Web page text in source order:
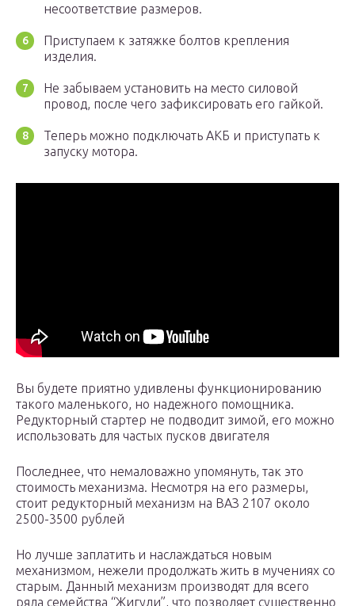
несоответствие размеров.
Приступаем к затяжке болтов крепления
изделия.
Не забываем установить на место силовой
провод, после чего зафиксировать его гайкой.
Теперь можно подключать АКБ и приступать к
запуску мотора.
Вы будете приятно удивлены функционированию
такого маленького, но надежного помощника.
Редукторный стартер не подводит зимой, его можно
использовать для частых пусков двигателя
Последнее, что немаловажно упомянуть, так это
стоимость механизма. Несмотря на его размеры,
стоит редукторный механизм на ВАЗ 2107 около
2500-3500 рублей
Но лучше заплатить и наслаждаться новым
механизмом, нежели продолжать жить в мучениях со
старым. Данный механизм производят для всего
ряда семейства “Жигули”, что позволяет существенно